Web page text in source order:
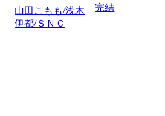
山田こもも/浅木
伊都/ＳＮＣ
完結